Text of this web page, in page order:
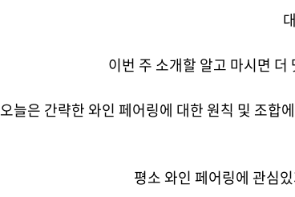
이번 주 소개할 알고 마시면
오늘은 간략한 와인 페어링에 대한 원칙 및 조합
평소 와인 페어링에 관심